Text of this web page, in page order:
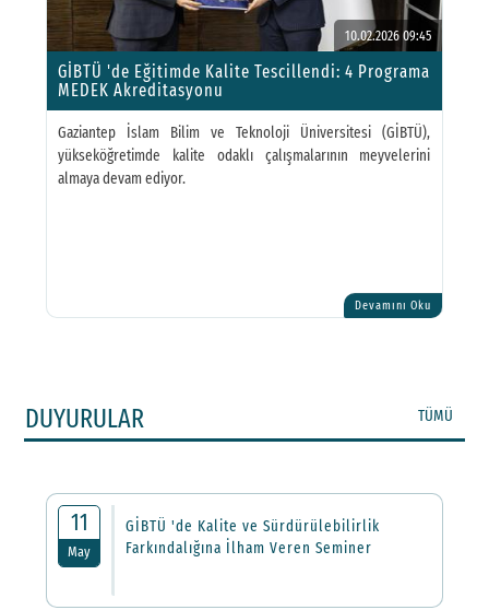
10.02.2026 09:45
GİBTÜ 'de Eğitimde Kalite Tescillendi: 4 Programa
MEDEK Akreditasyonu
Gaziantep İslam Bilim ve Teknoloji Üniversitesi (GİBTÜ),
yükseköğretimde kalite odaklı çalışmalarının meyvelerini
almaya devam ediyor.
Devamını Oku
DUYURULAR TÜMÜ
11
May
GİBTÜ 'de Kalite ve Sürdürülebilirlik
Farkındalığına İlham Veren Seminer